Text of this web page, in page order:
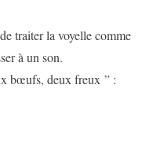
traiter la voyelle comme
à un son.
bœufs, deux freux ” :